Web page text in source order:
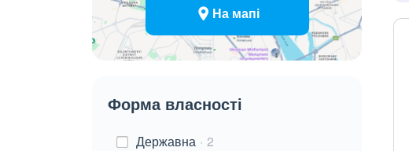
На мапі
Форма власності
Державна
2